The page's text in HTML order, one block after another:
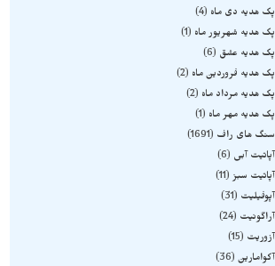
پک هدیه دی ماه
4
پک هدیه شهریور ماه
1
پک هدیه عشق
6
پک هدیه فروردین ماه
2
پک هدیه مرداد ماه
2
پک هدیه مهر ماه
1
سنگ های راف
1691
آپاتیت آبی
6
آپاتیت سبز 11
آپوفیلیت
31
آراگونیت
24
آزوریت
15
آکوامارین 36